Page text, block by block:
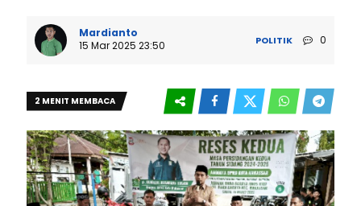
Mardianto
15 Mar 2025 23:50
POLITIK 0
2 MENIT MEMBACA